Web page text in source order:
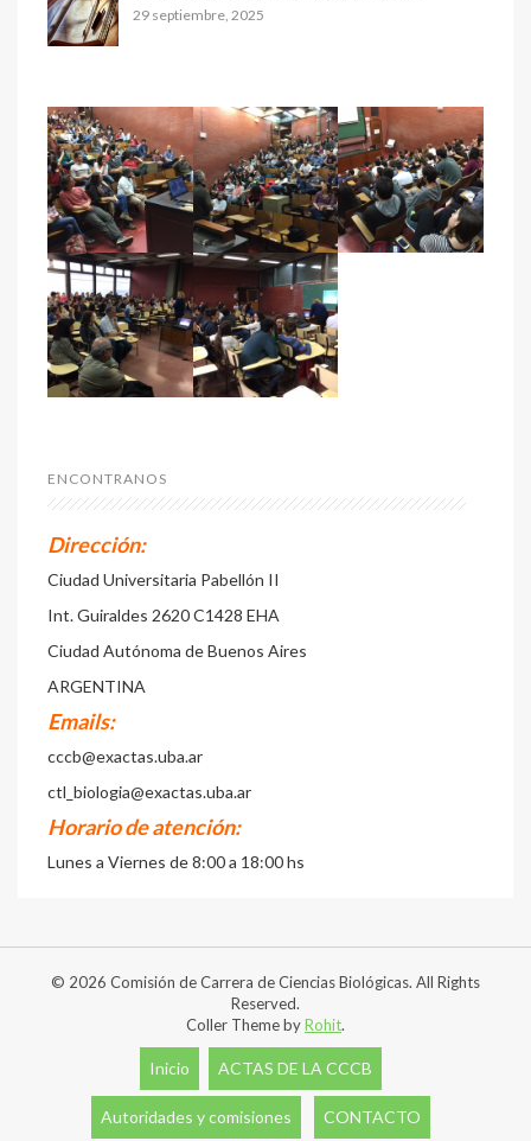
29 septiembre, 2025
ENCONTRANOS
Dirección:
Ciudad Universitaria Pabellón II
Int. Guiraldes 2620 C1428 EHA
Ciudad Autónoma de Buenos Aires
ARGENTINA
Emails:
cccb@exactas.uba.ar
ctl_biologia@exactas.uba.ar
Horario de atención:
Lunes a Viernes de 8:00 a 18:00 hs
© 2026 Comisión de Carrera de Ciencias Biológicas. All Rights
Reserved.
Coller Theme byRohit.
Inicio ACTAS DE LA CCCB
Autoridades y comisiones CONTACTO